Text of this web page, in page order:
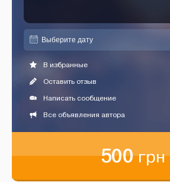
В избранные
Оставить отзыв
Написать сообщение
Все объявления автора
500грн